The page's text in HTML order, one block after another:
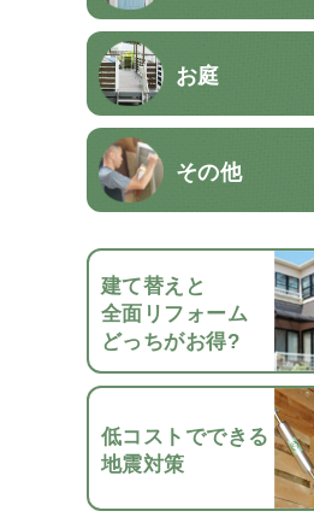
お庭
その他
建て替えと
全面リフォーム
どっちがお得?
低コストでできる
地震対策